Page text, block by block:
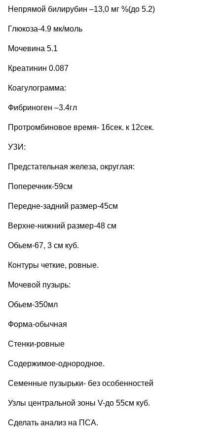
Непрямой билирубин –13,0 мг %(до 5.2)
Глюкоза-4.9 мк/моль
Мочевина 5.1
Креатинин 0.087
Коагулограмма:
Фибриноген –3.4гл
Протромбиновое время- 16сек. к 12сек.
УЗИ:
Предстательная железа, округлая:
Поперечник-59см
Передне-задний размер-45см
Верхне-нижний размер-48 см
Обьем-67, 3 см куб.
Контуры четкие, ровные.
Мочевой пузырь:
Обьем-350мл
Форма-обычная
Стенки-ровные
Содержимое-однородное.
Семенные пузырьки- без особенностей
Узлы центральной зоны V-до 55см куб.
Сделать анализ на ПСА.